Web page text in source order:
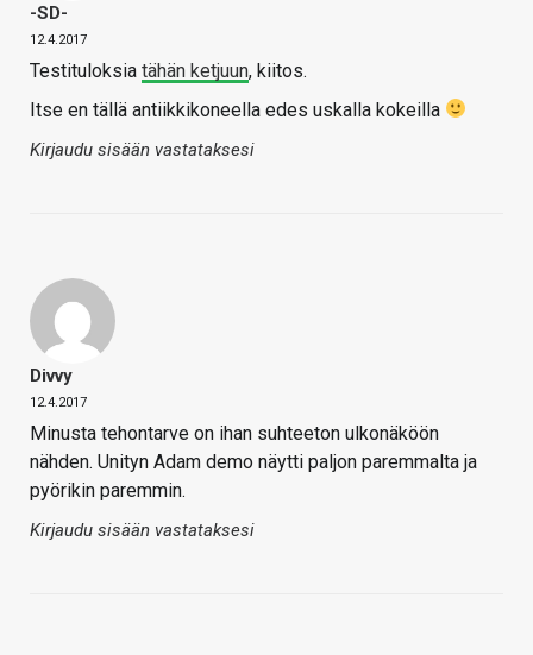
-SD-
12.4.2017
Testituloksia tähän ketjuun, kiitos.
Itse en tällä antiikkikoneella edes uskalla kokeilla
Kirjaudu sisään vastataksesi
Divvy
12.4.2017
Minusta tehontarve on ihan suhteeton ulkonäköön
nähden. Unityn Adam demo näytti paljon paremmalta ja
pyörikin paremmin.
Kirjaudu sisään vastataksesi